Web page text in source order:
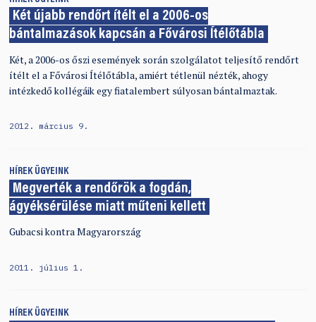
Két újabb rendőrt ítélt el a 2006-os
bántalmazások kapcsán a Fővárosi Ítélőtábla
Két, a 2006-os őszi események során szolgálatot teljesítő rendőrt
ítélt el a Fővárosi Ítélőtábla, amiért tétlenül nézték, ahogy
intézkedő kollégáik egy fiatalembert súlyosan bántalmaztak.
2012. március 9.
HÍREK ÜGYEINK
Megverték a rendőrök a fogdán,
ágyéksérülése miatt műteni kellett
Gubacsi kontra Magyarország
2011. július 1.
HÍREK ÜGYEINK